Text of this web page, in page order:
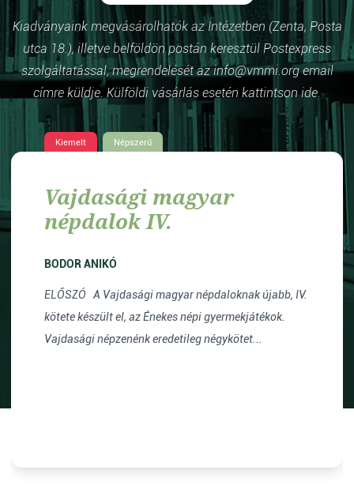
Kiadványaink megvásárolhatók az Intézetben (Zenta, Posta
utca 18.), illetve belföldön postán keresztül Postexpress
szolgáltatással, megrendelését az info@vmmi.org email
címre küldje. Külföldi vásárlás esetén kattintson ide.
Kiemelt Népszerű
Vajdasági magyar
népdalok IV.
BODOR ANIKÓ
ELŐSZÓ A Vajdasági magyar népdaloknak újabb, IV.
kötete készült el, az Énekes népi gyermekjátékok.
Vajdasági népzenénk eredetileg négykötet...